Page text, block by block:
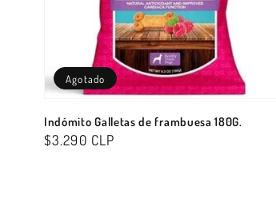
Indómito Galletas de frambuesa 180G.
Precio
$3.290 CLP
Agotado